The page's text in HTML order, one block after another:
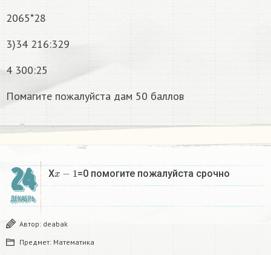
2065*28
3)34 216:329
4 300:25
Помагите пожалуйста дам 50 баллов
24
ДЕКАБРЬ
Xx−1 =0 помогите пожалуйста срочно
Автор: deabak
Предмет: Математика